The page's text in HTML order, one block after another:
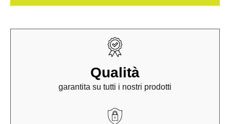
Qualità
garantita su tutti i nostri prodotti